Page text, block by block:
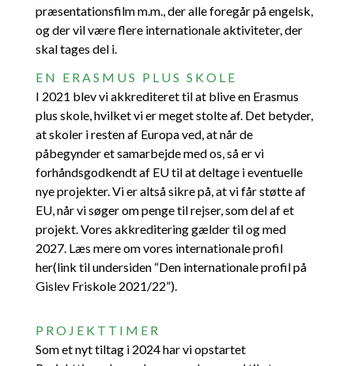
præsentationsfilm m.m., der alle foregår på engelsk,
og der vil være flere internationale aktiviteter, der
skal tages del i.
EN ERASMUS PLUS SKOLE
I 2021 blev vi akkrediteret til at blive en Erasmus
plus skole, hvilket vi er meget stolte af. Det betyder,
at skoler i resten af Europa ved, at når de
påbegynder et samarbejde med os, så er vi
forhåndsgodkendt af EU til at deltage i eventuelle
nye projekter. Vi er altså sikre på, at vi får støtte af
EU, når vi søger om penge til rejser, som del af et
projekt. Vores akkreditering gælder til og med
2027. Læs mere om vores internationale profil
her(link til undersiden “Den internationale profil på
Gislev Friskole 2021/22”).
PROJEKTTIMER
Som et nyt tiltag i 2024 har vi opstartet